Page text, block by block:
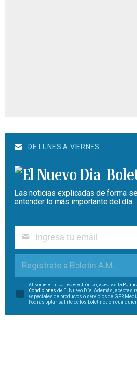
DE LUNES A VIERNES
Las noticias explicadas de forma
entender lo más importante del día.
Regístrate a Boletín A.M.
Al someter tu correo electrónico, aceptas la
Condiciones de El Nuevo Día. Además, aceptas
especiales de productos o servicios de GFR
Podrás optar salirte de los boletines en cualquier